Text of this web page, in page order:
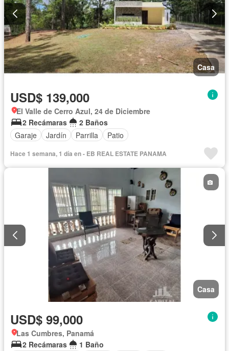
Casa
USD$ 139,000
El Valle de Cerro Azul, 24 de Diciembre
2 Recámaras
2 Baños
Garaje
Jardín Parrilla Patio
Hace 1 semana, 1 día en - EB REAL ESTATE PANAMA
Casa
USD$ 99,000
Las Cumbres, Panamá
2 Recámaras
1 Baño